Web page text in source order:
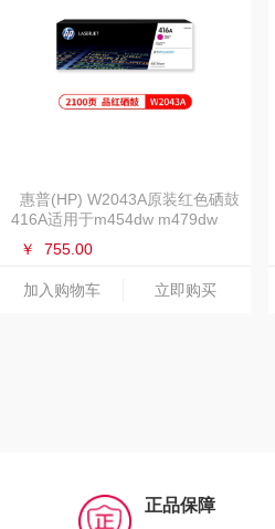
惠普(HP) W2043A原装红色硒鼓
416A适用于m454dw m479dw
W2043A
￥ 755.00
加入购物车 立即购买
正品保障